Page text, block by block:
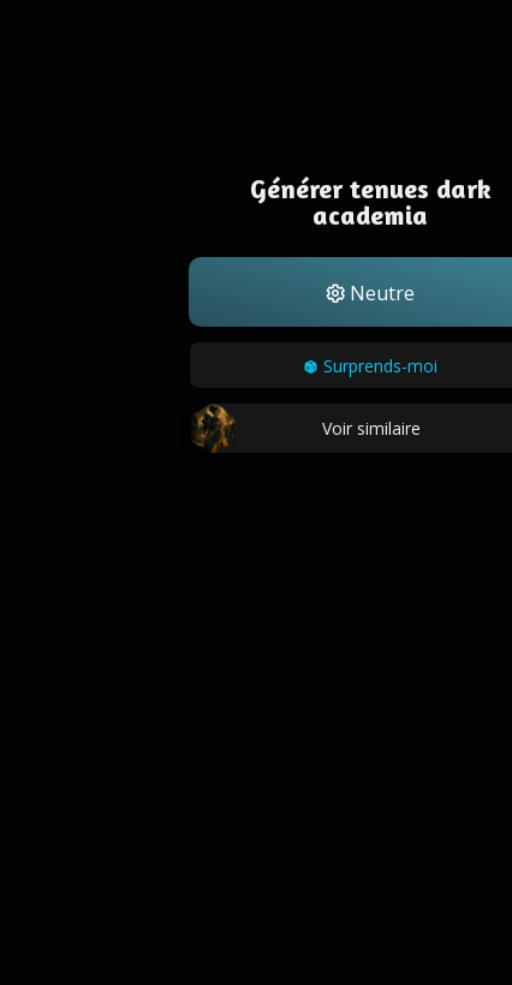
Générer tenues dark
academia
Neutre
Surprends-moi
Voir similaire